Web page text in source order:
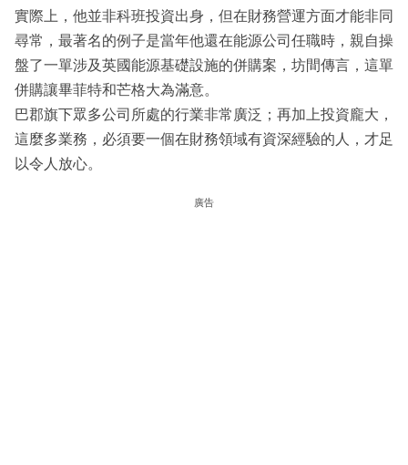
實際上，他並非科班投資出身，但在財務營運方面才能非同
尋常，最著名的例子是當年他還在能源公司任職時，親自操
盤了一單涉及英國能源基礎設施的併購案，坊間傳言，這單
併購讓畢菲特和芒格大為滿意。
巴郡旗下眾多公司所處的行業非常廣泛；再加上投資龐大，
這麼多業務，必須要一個在財務領域有資深經驗的人，才足
以令人放心。
廣告